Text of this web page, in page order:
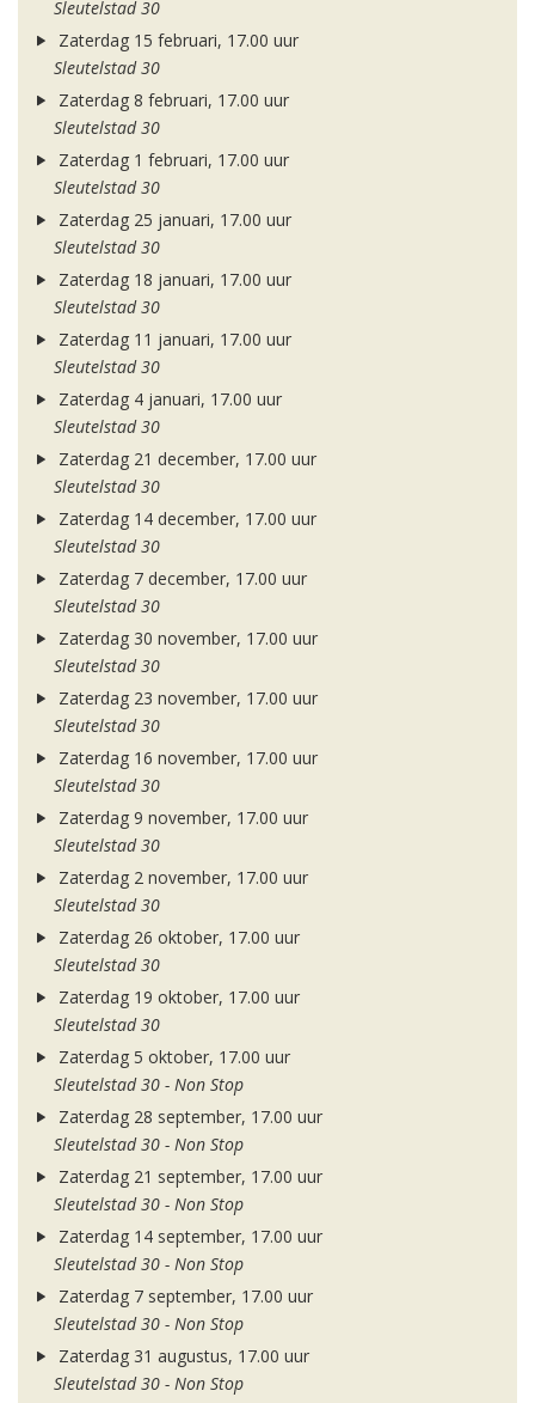
Sleutelstad 30
Zaterdag 15 februari, 17.00 uur
Sleutelstad 30
Zaterdag 8 februari, 17.00 uur
Sleutelstad 30
Zaterdag 1 februari, 17.00 uur
Sleutelstad 30
Zaterdag 25 januari, 17.00 uur
Sleutelstad 30
Zaterdag 18 januari, 17.00 uur
Sleutelstad 30
Zaterdag 11 januari, 17.00 uur
Sleutelstad 30
Zaterdag 4 januari, 17.00 uur
Sleutelstad 30
Zaterdag 21 december, 17.00 uur
Sleutelstad 30
Zaterdag 14 december, 17.00 uur
Sleutelstad 30
Zaterdag 7 december, 17.00 uur
Sleutelstad 30
Zaterdag 30 november, 17.00 uur
Sleutelstad 30
Zaterdag 23 november, 17.00 uur
Sleutelstad 30
Zaterdag 16 november, 17.00 uur
Sleutelstad 30
Zaterdag 9 november, 17.00 uur
Sleutelstad 30
Zaterdag 2 november, 17.00 uur
Sleutelstad 30
Zaterdag 26 oktober, 17.00 uur
Sleutelstad 30
Zaterdag 19 oktober, 17.00 uur
Sleutelstad 30
Zaterdag 5 oktober, 17.00 uur
Sleutelstad 30 - Non Stop
Zaterdag 28 september, 17.00 uur
Sleutelstad 30 - Non Stop
Zaterdag 21 september, 17.00 uur
Sleutelstad 30 - Non Stop
Zaterdag 14 september, 17.00 uur
Sleutelstad 30 - Non Stop
Zaterdag 7 september, 17.00 uur
Sleutelstad 30 - Non Stop
Zaterdag 31 augustus, 17.00 uur
Sleutelstad 30 - Non Stop